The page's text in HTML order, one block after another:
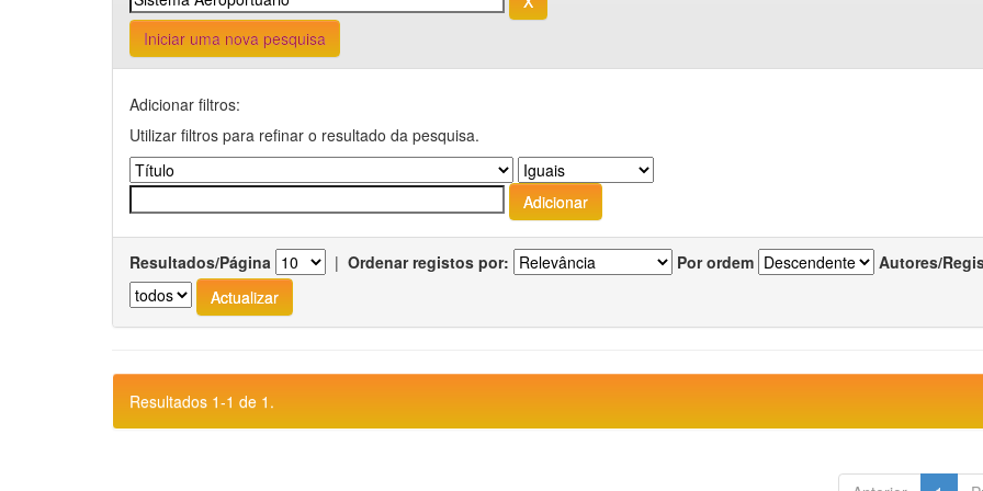
Iniciar uma nova pesquisa
Adicionar filtros:
Utilizar filtros para refinar o resultado da pesquisa.
Resultados/Página | Ordenar registos por: Por ordem Autores/
Resultados 1-1 de 1.